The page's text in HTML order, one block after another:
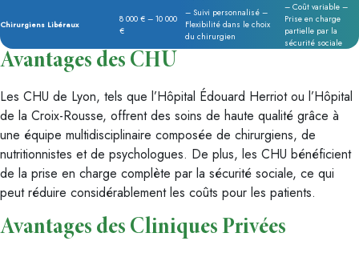
Chirurgiens Libéraux
8 000 € – 10 000
€
– Suivi personnalisé –
Flexibilité dans le choix
du chirurgien
– Coût variable –
Prise en charge
partielle par la
sécurité sociale
Avantages des CHU
Les CHU de Lyon, tels que l’Hôpital Édouard Herriot ou l’Hôpital
de la Croix-Rousse, offrent des soins de haute qualité grâce à
une équipe multidisciplinaire composée de chirurgiens, de
nutritionnistes et de psychologues. De plus, les CHU bénéficient
de la prise en charge complète par la sécurité sociale, ce qui
peut réduire considérablement les coûts pour les patients.
Avantages des Cliniques Privées